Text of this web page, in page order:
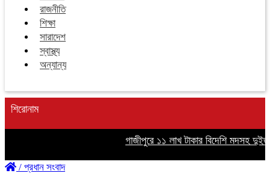
রাজনীতি
শিক্ষা
সারাদেশ
স্বাস্থ্য
অন্যান্য
শিরোনাম
গাজীপুরে ১১ লাখ টাকার বিদেশি মদসহ
/ প্রধান সংবাদ